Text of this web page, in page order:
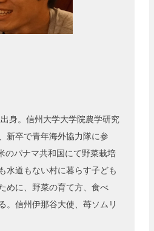
身。信州大学大学院農学研究
新卒で青年海外協力隊に参
のパナマ共和国にて野菜栽培
水道もない村に暮らす子ども
めに、野菜の育て方、食べ
。信州伊那谷大使、苺ソムリ